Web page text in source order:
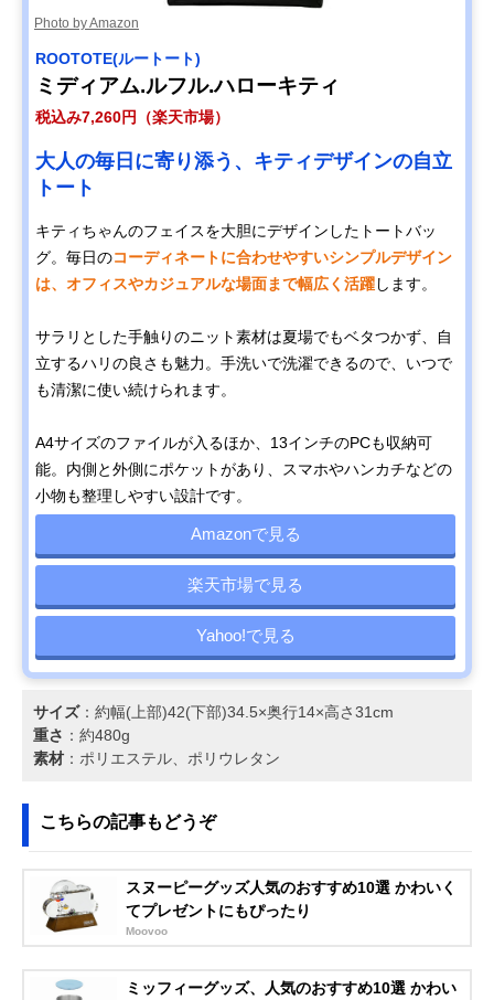
Photo by Amazon
ROOTOTE(ルートート)
ミディアム.ルフル.ハローキティ
税込み7,260円（楽天市場）
大人の毎日に寄り添う、キティデザインの自立
トート
キティちゃんのフェイスを大胆にデザインしたトートバッ
グ。毎日のコーディネートに合わせやすいシンプルデザイン
は、オフィスやカジュアルな場面まで幅広く活躍します。
サラリとした手触りのニット素材は夏場でもベタつかず、自
立するハリの良さも魅力。手洗いで洗濯できるので、いつで
も清潔に使い続けられます。
A4サイズのファイルが入るほか、13インチのPCも収納可
能。内側と外側にポケットがあり、スマホやハンカチなどの
小物も整理しやすい設計です。
Amazonで見る
楽天市場で見る
Yahoo!で見る
サイズ：約幅(上部)42(下部)34.5×奥行14×高さ31cm
重さ ：約480g
素材 ：ポリエステル、ポリウレタン
こちらの記事もどうぞ
スヌーピーグッズ人気のおすすめ10選 かわいく
てプレゼントにもぴったり
Moovoo
ミッフィーグッズ、人気のおすすめ10選 かわい